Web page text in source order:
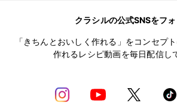
クラシルの公式SNSをフ
「きちんとおいしく作れる」をコンセプ
作れるレシピ動画を毎日配信し